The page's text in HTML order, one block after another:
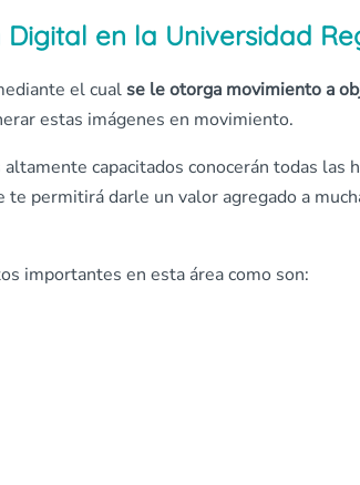
en la Universidad
el cualse le otorga movimiento a
estas imágenes en movimiento.
capacitados conocerán todas las
te permitirá darle un valor agregado a
importantes en esta área como son: